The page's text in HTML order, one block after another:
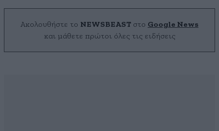
Ακολουθήστε το NEWSBEAST στο Google News
και μάθετε πρώτοι όλες τις ειδήσεις